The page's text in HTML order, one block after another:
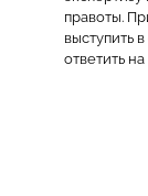
правоты.
выступить
ответить